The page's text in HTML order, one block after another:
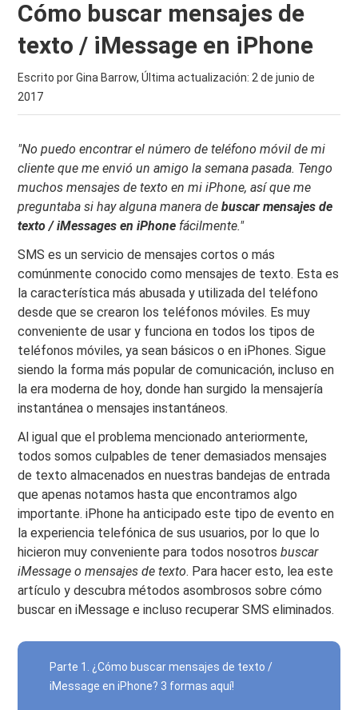
Cómo buscar mensajes de
texto / iMessage en iPhone
Escrito por Gina Barrow, Última actualización: 2 de junio de
2017
"No puedo encontrar el número de teléfono móvil de mi
cliente que me envió un amigo la semana pasada. Tengo
muchos mensajes de texto en mi iPhone, así que me
preguntaba si hay alguna manera debuscar mensajes de
texto / iMessages en iPhone fácilmente."
SMS es un servicio de mensajes cortos o más
comúnmente conocido como mensajes de texto. Esta es
la característica más abusada y utilizada del teléfono
desde que se crearon los teléfonos móviles. Es muy
conveniente de usar y funciona en todos los tipos de
teléfonos móviles, ya sean básicos o en iPhones. Sigue
siendo la forma más popular de comunicación, incluso en
la era moderna de hoy, donde han surgido la mensajería
instantánea o mensajes instantáneos.
Al igual que el problema mencionado anteriormente,
todos somos culpables de tener demasiados mensajes
de texto almacenados en nuestras bandejas de entrada
que apenas notamos hasta que encontramos algo
importante. iPhone ha anticipado este tipo de evento en
la experiencia telefónica de sus usuarios, por lo que lo
hicieron muy conveniente para todos nosotrosbuscar
iMessage o mensajes de texto. Para hacer esto, lea este
artículo y descubra métodos asombrosos sobre cómo
buscar en iMessage e incluso recuperar SMS eliminados.
Parte 1. ¿Cómo buscar mensajes de texto /
iMessage en iPhone? 3 formas aquí!